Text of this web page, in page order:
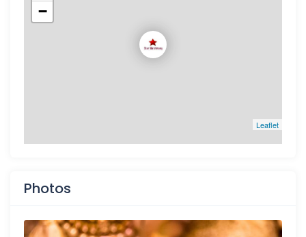
−
Leaflet
Photos